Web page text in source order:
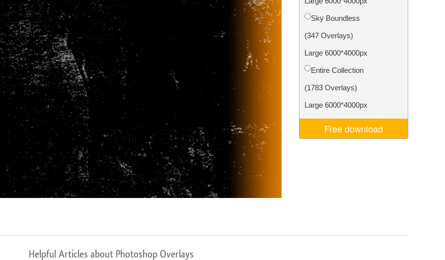
fototöötlus Ehete fotode redigeerimine AI koolitusandmed Video Editing Services
Sky Boundless
(347 Overlays)
Large 6000*4000px
Entire Collection
(1783 Overlays)
Large 6000*4000px
Free download
Helpful Articles about Photoshop Overlays